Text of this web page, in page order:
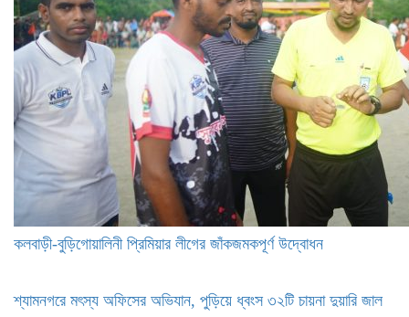
‎কলবাড়ী-বুড়িগোয়ালিনী প্রিমিয়ার লীগের জাঁকজমকপূর্ণ উদ্বোধন
শ্যামনগরে মৎস্য অফিসের অভিযান, পুড়িয়ে ধ্বংস ৩২টি চায়না দুয়ারি জাল